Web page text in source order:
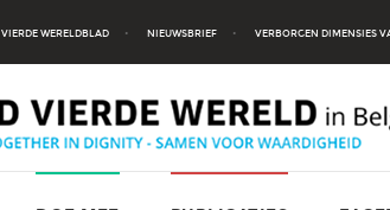
VIERDE WERELDBLAD NIEUWSBRIEF VERBORGEN DIMENSIES